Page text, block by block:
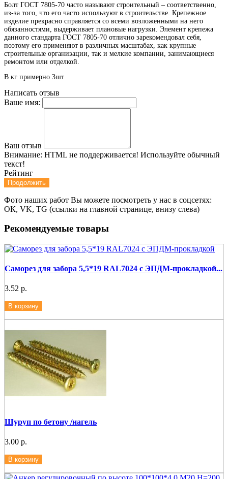
Болт ГОСТ 7805-70 часто называют строительный – соответственно,
из-за того, что его часто используют в строительстве. Крепежное
изделие прекрасно справляется со всеми возложенными на него
обязанностями, выдерживает плановые нагрузки. Элемент крепежа
данного стандарта ГОСТ 7805-70 отлично зарекомендовал себя,
поэтому его применяют в различных масштабах, как крупные
строительные организации, так и мелкие компании, занимающиеся
ремонтом или отделкой.
В кг примерно 3шт
Написать отзыв
Ваше имя:
Ваш отзыв
Внимание: HTML не поддерживается! Используйте обычный
текст!
Рейтинг
Продолжить
Фото наших работ Вы можете посмотреть у нас в соцсетях:
ОК, VK, TG (ссылки на главной странице, внизу слева)
Рекомендуемые товары
Саморез для забора 5,5*19 RAL7024 с ЭПДМ-прокладкой...
3.52 р.
В корзину
Шуруп по бетону /нагель
3.00 р.
В корзину